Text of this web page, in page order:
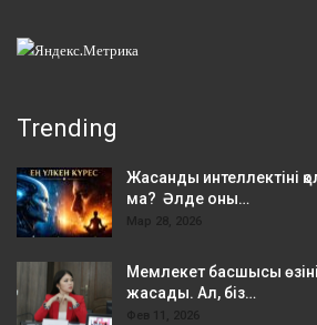
Trending
Жасанды интеллектіні
ма? Әлде оны…
Мар 28, 2026
Мемлекет басшысы
жасады. Ал, біз…
Фев 11, 2026